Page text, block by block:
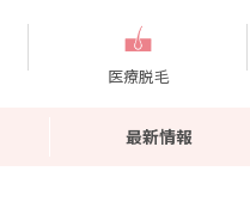
医療脱毛
最新情報